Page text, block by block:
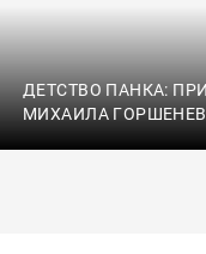
ДЕТСТВО ПАНКА:
МИХАИЛА